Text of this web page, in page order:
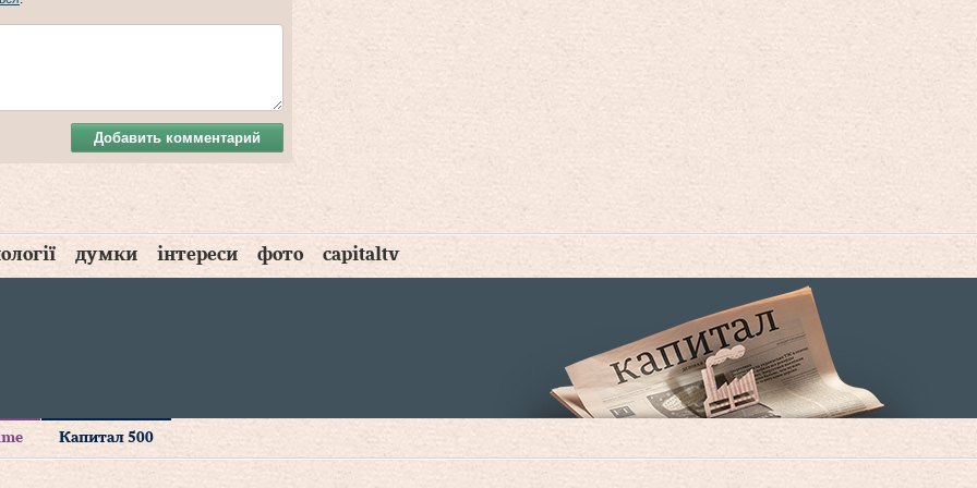
Добавить комментарий
думки інтереси фото capitaltv
Капитал 500